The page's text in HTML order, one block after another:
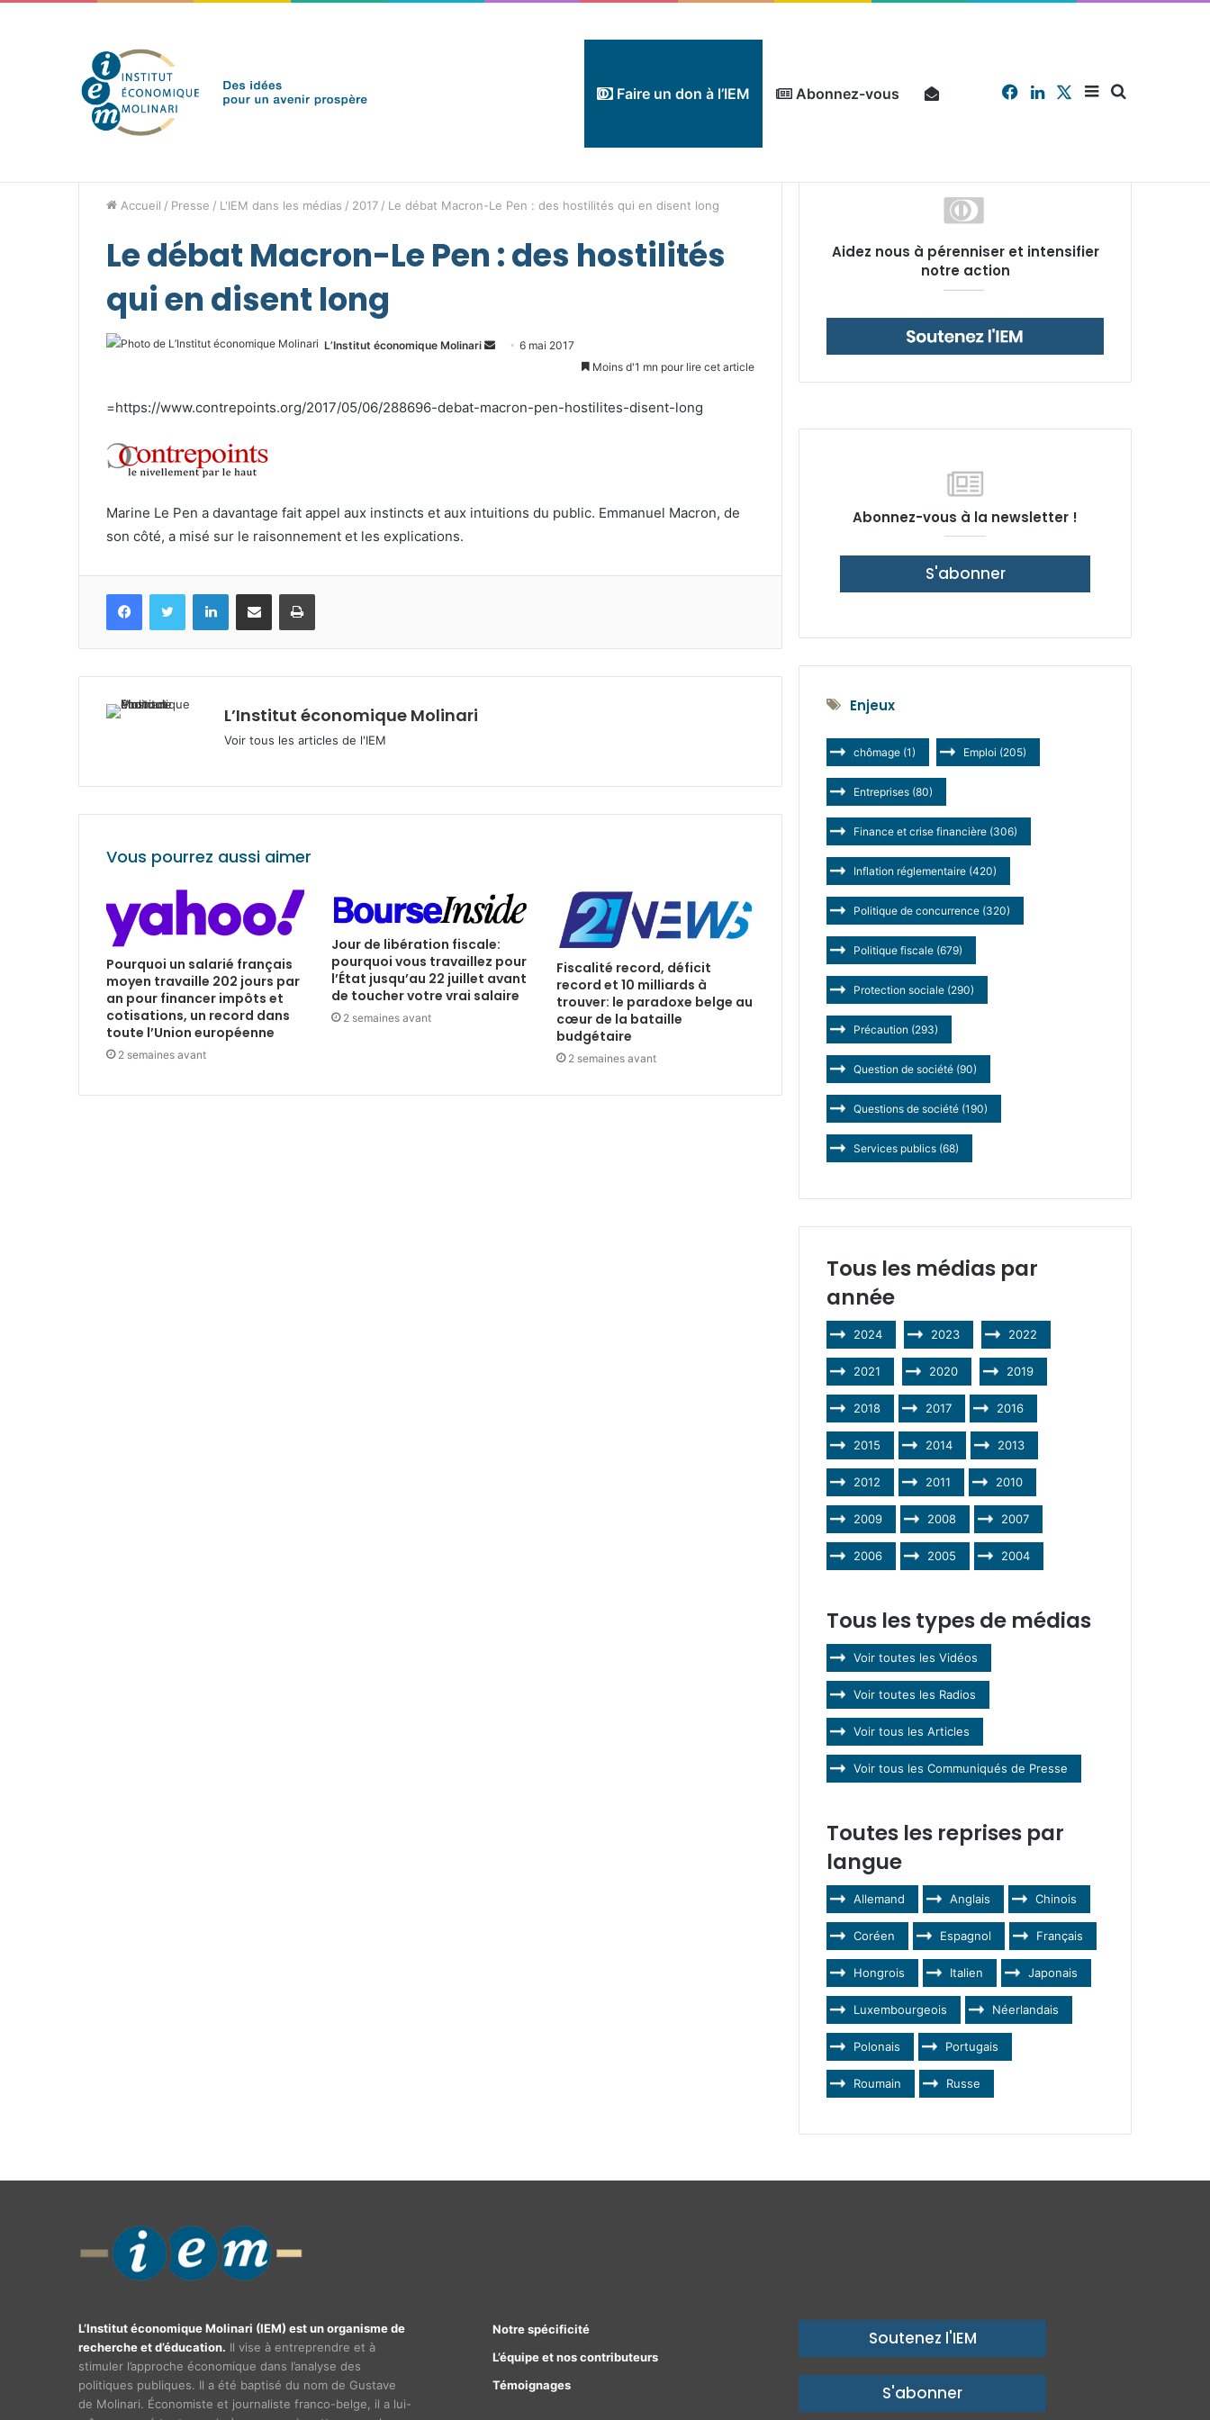
Faire un don à l’IEM Abonnez-vous Sidebar
X
Linkedin
Facebook
Accueil / Presse / L'IEM dans les médias / 2017 / Le débat Macron-Le Pen : des hostilités qui en disent long
Le débat Macron-Le Pen : des hostilités
qui en disent long
L’Institut économique Molinari
Envoyer6 mai 2017
Moins d'1 mn pour lire cet article
=https://www.contrepoints.org/2017/05/06/288696-debat-macron-pen-hostilites-disent-long
Marine Le Pen a davantage fait appel aux instincts et aux intuitions du public. Emmanuel Macron, de
son côté, a misé sur le raisonnement et les explications.
FacebookTwitter LinkedinPartagez par mail Imprimez
L’Institut économique Molinari
Voir tous les articles de l'IEM
Vous pourrez aussi aimer
Pourquoi un salarié français
moyen travaille 202 jours par
an pour financer impôts et
cotisations, un record dans
toute l’Union européenne
2 semaines avant
Jour de libération fiscale:
pourquoi vous travaillez pour
l’État jusqu’au 22 juillet avant
de toucher votre vrai salaire
2 semaines avant
Fiscalité record, déficit
record et 10 milliards à
trouver: le paradoxe belge au
cœur de la bataille
budgétaire
2 semaines avant
Aidez nous à pérenniser et intensifier
notre action
Abonnez-vous à la newsletter !
S'abonner
Enjeux
chômage (1) Emploi (205)
Entreprises (80)
Finance et crise financière (306)
Inflation réglementaire (420)
Politique de concurrence (320)
Politique fiscale (679)
Protection sociale (290)
Précaution (293)
Question de société (90)
Questions de société (190)
Services publics (68)
Tous les médias par
année
2024 2023 2022
2021 2020 2019
2018 2017 2016
2015 2014 2013
2012 2011 2010
2009 2008 2007
2006 2005 2004
Tous les types de médias
Voir toutes les Vidéos
Voir toutes les Radios
Voir tous les Articles
Voir tous les Communiqués de Presse
Toutes les reprises par
langue
Allemand Anglais Chinois
Coréen Espagnol Français
Hongrois Italien Japonais
Luxembourgeois Néerlandais
Polonais Portugais
Roumain Russe
L’Institut économique Molinari (IEM) est un organisme de
recherche et d’éducation. Il vise à entreprendre et à
stimuler l’approche économique dans l’analyse des
politiques publiques. Il a été baptisé du nom de Gustave
de Molinari. Économiste et journaliste franco-belge, il a lui-
Notre spécificité
L’équipe et nos contributeurs
Témoignages
Soutenez l'IEM
S'abonner